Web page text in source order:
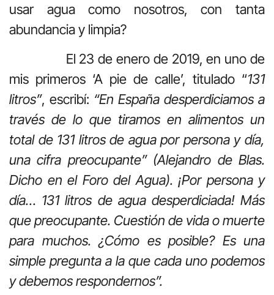
usar agua como nosotros, con tanta
abundancia y limpia?
El 23 de enero de 2019, en uno de
mis primeros ‘A pie de calle’, titulado “131
litros”, escribí: “En España desperdiciamos a
través de lo que tiramos en alimentos un
total de 131 litros de agua por persona y día,
una cifra preocupante” (Alejandro de Blas.
Dicho en el Foro del Agua). ¡Por persona y
día… 131 litros de agua desperdiciada! Más
que preocupante. Cuestión de vida o muerte
para muchos. ¿Cómo es posible? Es una
simple pregunta a la que cada uno podemos
y debemos respondernos”.